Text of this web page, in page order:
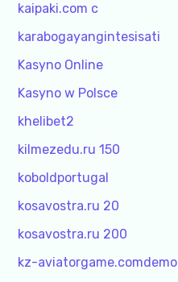
kaipaki.com c
karabogayangintesisati
Kasyno Online
Kasyno w Polsce
khelibet2
kilmezedu.ru 150
koboldportugal
kosavostra.ru 20
kosavostra.ru 200
kz-aviatorgame.comdemo